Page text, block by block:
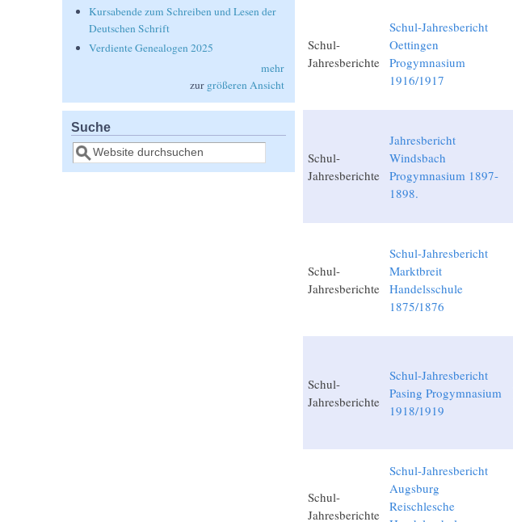
Schul-
Jahresberichte
Schul-Jahresbericht
Oettingen
Progymnasium
1916/1917
Schul-
Jahresberichte
Jahresbericht
Windsbach
Progymnasium 1897-
1898.
Schul-
Jahresberichte
Schul-Jahresbericht
Marktbreit
Handelsschule
1875/1876
Schul-
Jahresberichte
Schul-Jahresbericht
Pasing Progymnasium
1918/1919
Schul-
Jahresberichte
Schul-Jahresbericht
Augsburg
Reischlesche
Kursabende zum Schreiben und Lesen der
Deutschen Schrift
Verdiente Genealogen 2025
mehr
zur größeren Ansicht
Suche
Suche